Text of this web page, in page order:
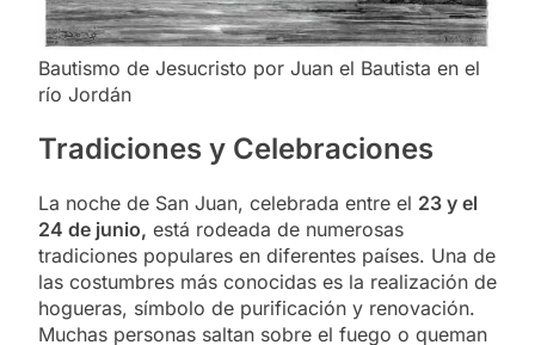
Bautismo de Jesucristo por Juan el Bautista en el
río Jordán
Tradiciones y Celebraciones
La noche de San Juan, celebrada entre el 23 y el
24 de junio, está rodeada de numerosas
tradiciones populares en diferentes países. Una de
las costumbres más conocidas es la realización de
hogueras, símbolo de purificación y renovación.
Muchas personas saltan sobre el fuego o queman